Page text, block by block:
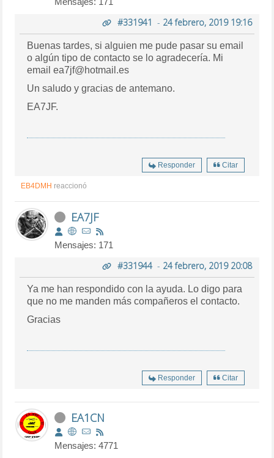
#331941 - 24 febrero, 2019 19:16
Buenas tardes, si alguien me pude pasar su email
o algún tipo de contacto se lo agradecería. Mi
email ea7jf@hotmail.es
Un saludo y gracias de antemano.
EA7JF.
Responder Citar
EB4DMH reaccionó
EA7JF
Mensajes: 171
#331944- 24 febrero, 2019 20:08
Ya me han respondido con la ayuda. Lo digo para
que no me manden más compañeros el contacto.
Gracias
Responder Citar
EA1CN
Mensajes: 4771